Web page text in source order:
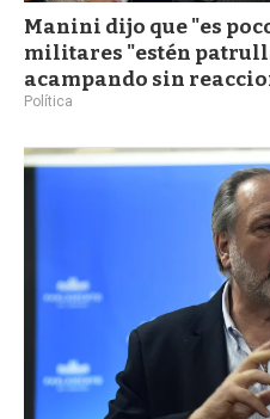
Manini dijo que "es
militares "estén
acampando sin
Política